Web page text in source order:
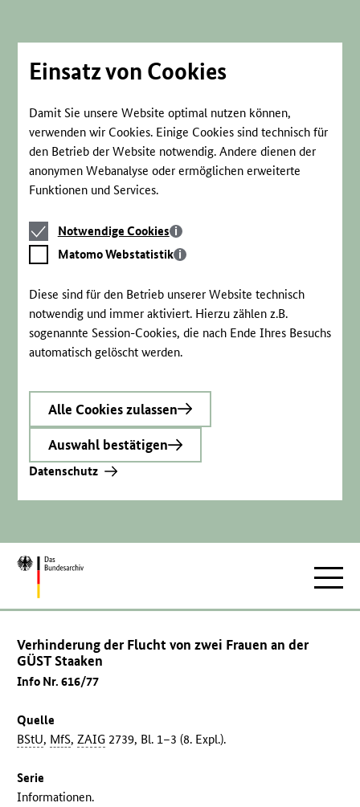
Einsatz von Cookies
Damit Sie unsere Website optimal nutzen können,
verwenden wir Cookies. Einige Cookies sind technisch für
den Betrieb der Website notwendig. Andere dienen der
anonymen Webanalyse oder ermöglichen erweiterte
Funktionen und Services.
Notwendige
Cookies
Notwendige Cookies
Matomo
Webstatistik
Matomo Webstatistik
Diese sind für den Betrieb unserer Website technisch
notwendig und immer aktiviert. Hierzu zählen z.B.
sogenannte Session-Cookies, die nach Ende Ihres Besuchs
automatisch gelöscht werden.
Alle Cookies zulassen
Auswahl bestätigen
Datenschutz
Zur
Verhinderung der Flucht von zwei Frauen an der
GÜST Staaken
Info Nr. 616/77
Quelle
BStU, MfS,ZAIG 2739, Bl. 1–3 (8. Expl.).
Serie
Informationen.